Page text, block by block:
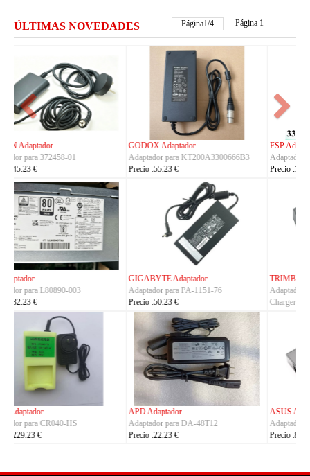
ÚLTIMAS NOVEDADES Página2/4 Página 1
FSP Adaptador
Adaptador para FSP330-ACAU3
Precio :164.23 €
HUAWEI Adaptador
Adaptador para S190126D1D
Precio :40.23 €
TRIMBLE Adaptador
Adaptador para
Charger_Dual_Battery_Slot
Precio :149.23 €
ASUS Adaptador
Adaptador para A14-150P1A
Precio :42.23 €
ASUS Adaptador
Adaptador para ADP-380AB_B
Precio :86.23 €
OLYMPUS Adaptador
Adaptador para CH4000
Precio :100.23 €